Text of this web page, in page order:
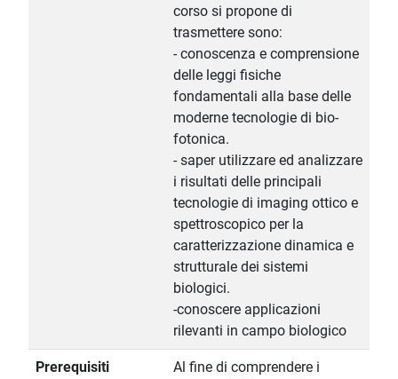
corso si propone di
trasmettere sono:
- conoscenza e comprensione
delle leggi fisiche
fondamentali alla base delle
moderne tecnologie di bio-
fotonica.
- saper utilizzare ed analizzare
i risultati delle principali
tecnologie di imaging ottico e
spettroscopico per la
caratterizzazione dinamica e
strutturale dei sistemi
biologici.
-conoscere applicazioni
rilevanti in campo biologico
Prerequisiti
Al fine di comprendere i